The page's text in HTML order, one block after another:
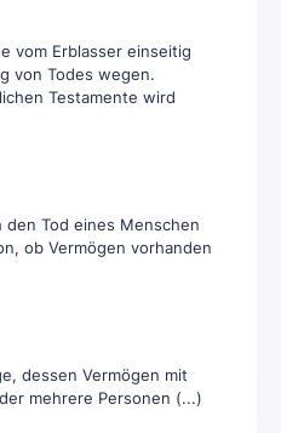
vom Erblasser einseitig
von Todes wegen.
Testamente wird
Tod eines Menschen
ob Vermögen vorhanden
dessen Vermögen mit
mehrere Personen (...)